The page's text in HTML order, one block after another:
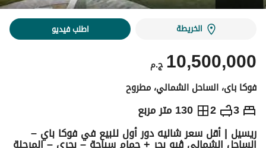
الخريطة اطلب فيديو
ج.م 10,500,000
فوكا باى، الساحل الشمالي، مطروح
3
2 130 متر مربع ج.م 10,500,000
الاماكن القريبة
ريسيل | أقل سعر شاليه دور أول للبيع في فوكا باي –